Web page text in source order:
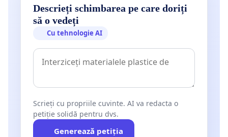
Descrieți schimbarea pe care doriți
să o vedeți
Cu tehnologie AI
Scrieți cu propriile cuvinte. AI va redacta o
petiție solidă pentru dvs.
Generează petiția